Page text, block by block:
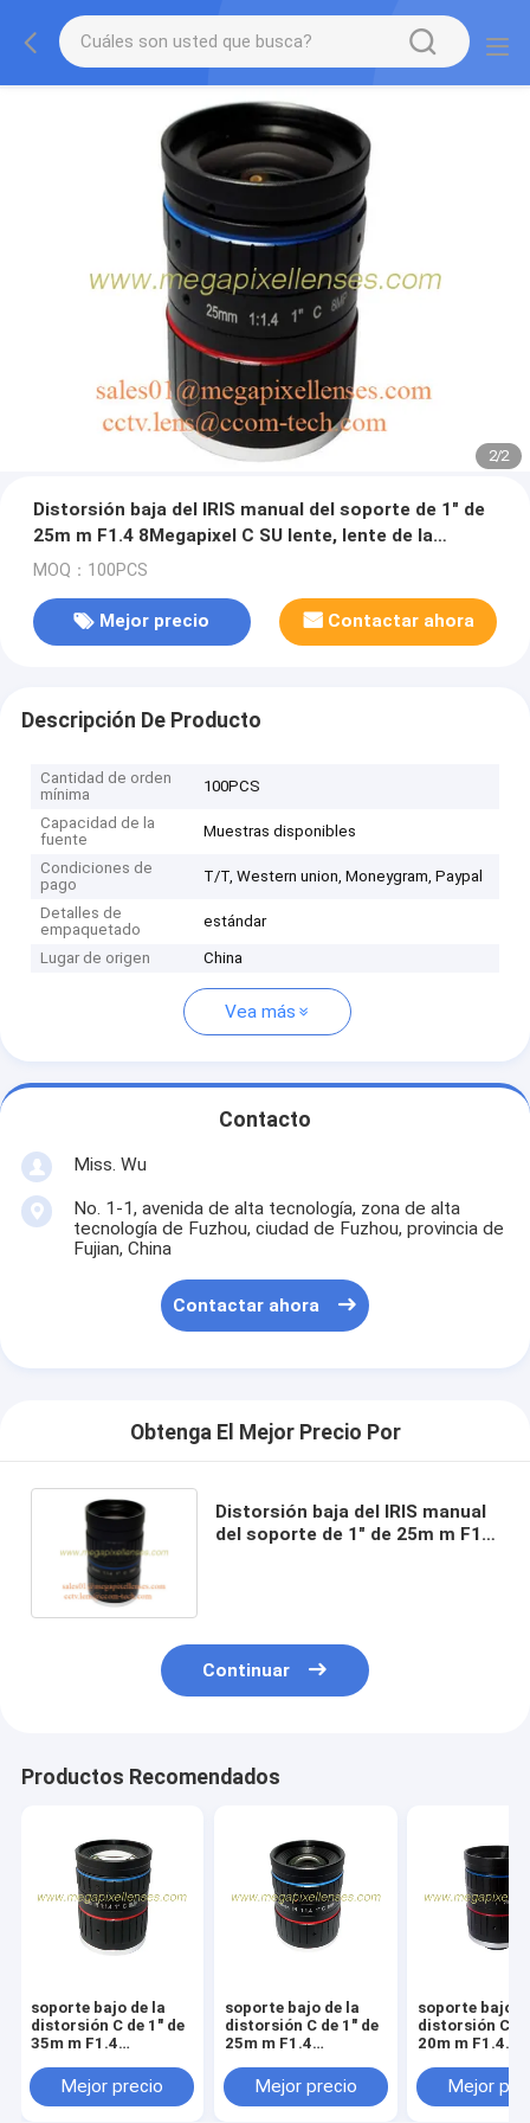
2/2
Distorsión baja del IRIS manual del soporte de 1" de
25m m F1.4 8Megapixel C SU lente, lente de la
supervisión de tráfico de 25m m
MOQ：100PCS
Mejor precio Contactar ahora
Descripción De Producto
Cantidad de orden
mínima
100PCS
Capacidad de la
fuente
Muestras disponibles
Condiciones de
pago
T/T, Western union, Moneygram, Paypal
Detalles de
empaquetado
estándar
Lugar de origen China
Vea más
Contacto
Miss. Wu
No. 1-1, avenida de alta tecnología, zona de alta
tecnología de Fuzhou, ciudad de Fuzhou, provincia de
Fujian, China
Contactar ahora
Obtenga El Mejor Precio Por
Distorsión baja del IRIS manual
del soporte de 1" de 25m m F1.4
Continuar
Productos Recomendados
soporte bajo de la
distorsión C de 1" de
35m m F1.4
con la colección del
IR, lente de la
Mejor precio
soporte bajo de la
distorsión C de 1" de
25m m F1.4
con la colección del
IR, lente de la
Mejor precio
soporte bajo
distorsión C
20m m F1.4
con la
IR, lente de la
Mejor